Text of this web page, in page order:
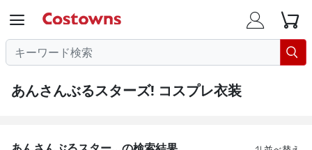
  

あんさんぶるスターズ! コスプレ衣装